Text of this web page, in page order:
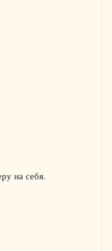
на себя.